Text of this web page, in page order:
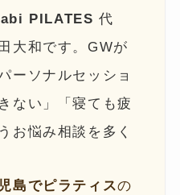
PILATES 代
大和です。GWが
ーソナルセッショ
ない」「寝ても疲
お悩み相談を多く
島でピラティスの